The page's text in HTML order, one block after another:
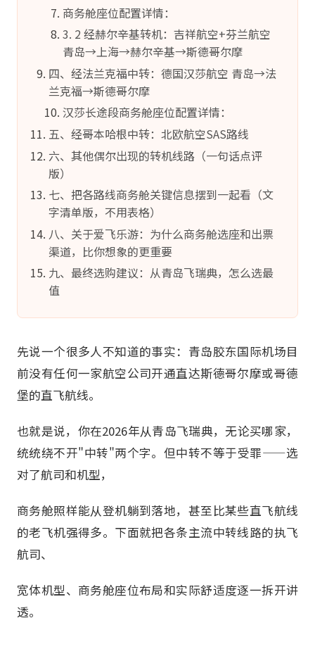
商务舱座位配置详情：
3. 2 经赫尔辛基转机：吉祥航空+芬兰航空
青岛→上海→赫尔辛基→斯德哥尔摩
四、经法兰克福中转：德国汉莎航空 青岛→法
兰克福→斯德哥尔摩
汉莎长途段商务舱座位配置详情：
五、经哥本哈根中转：北欧航空SAS路线
六、其他偶尔出现的转机线路（一句话点评
版）
七、把各路线商务舱关键信息摆到一起看（文
字清单版，不用表格）
八、关于爱飞乐游：为什么商务舱选座和出票
渠道，比你想象的更重要
九、最终选购建议：从青岛飞瑞典，怎么选最
值
先说一个很多人不知道的事实：青岛胶东国际机场目
前没有任何一家航空公司开通直达斯德哥尔摩或哥德
堡的直飞航线。
也就是说，你在2026年从青岛飞瑞典，无论买哪家，
统统绕不开"中转"两个字。但中转不等于受罪——选
对了航司和机型，
商务舱照样能从登机躺到落地，甚至比某些直飞航线
的老飞机强得多。下面就把各条主流中转线路的执飞
航司、
宽体机型、商务舱座位布局和实际舒适度逐一拆开讲
透。